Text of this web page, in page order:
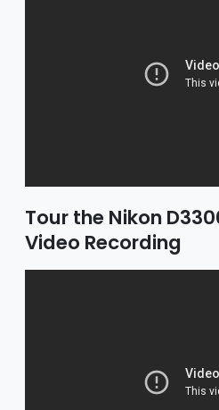
Tour the Nikon
Video Recording